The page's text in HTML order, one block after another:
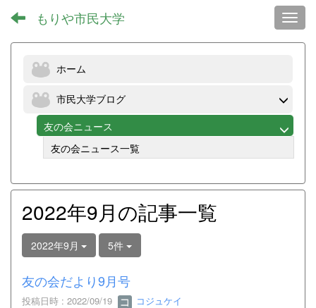
もりや市民大学
ホーム
市民大学ブログ
友の会ニュース
友の会ニュース一覧
2022年9月の記事一覧
2022年9月 5件
友の会だより9月号
投稿日時 : 2022/09/19 コジュケイ